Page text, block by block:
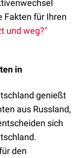
Fakten für Ihren
und weg?"
in
genießt
aus Russland,
sich
den